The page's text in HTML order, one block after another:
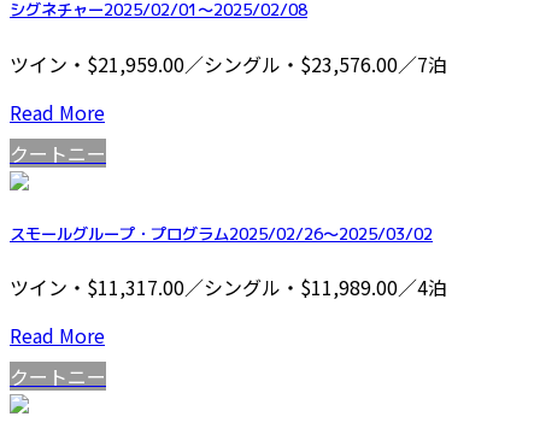
シグネチャー2025/02/01～2025/02/08
ツイン・$21,959.00／シングル・$23,576.00／7泊
Read More
クートニー
スモールグループ・プログラム2025/02/26～2025/03/02
ツイン・$11,317.00／シングル・$11,989.00／4泊
Read More
クートニー